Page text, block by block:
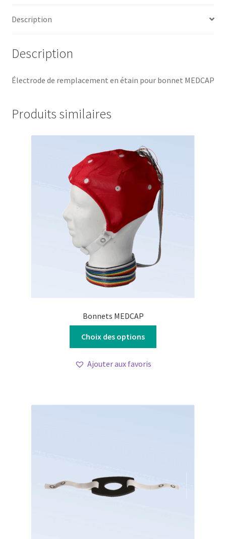
Description
Description
Électrode de remplacement en étain pour bonnet MEDCAP
Produits similaires
Bonnets MEDCAP
Choix des options
options
page
Ajouter aux favoris